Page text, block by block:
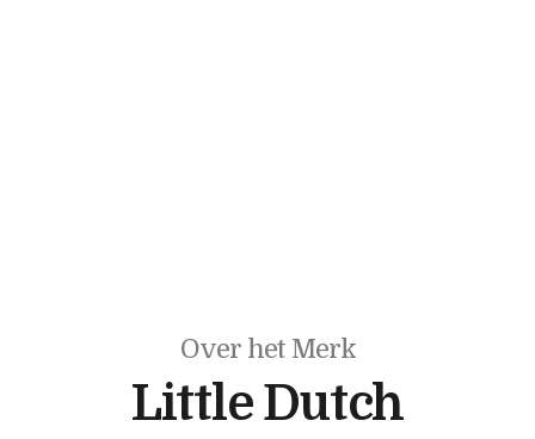
Over het Merk
Little Dutch